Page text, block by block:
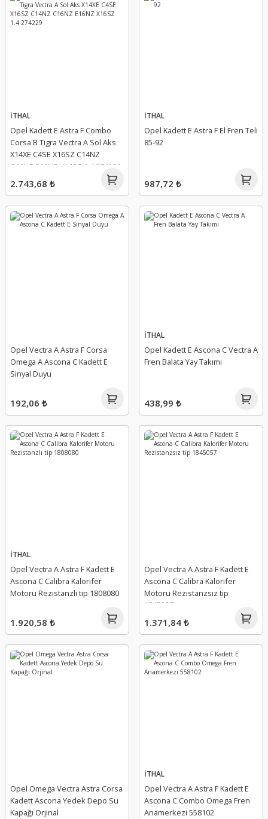
İTHAL
Opel Kadett E Astra F Combo
Corsa B Tigra Vectra A Sol Aks
X14XE C4SE X16SZ C14NZ
C16NZ E16NZ X16SZ 1.4 274229
2.743,68 ₺
İTHAL
Opel Kadett E Astra F El Fren Teli
85-92
987,72 ₺
Opel Vectra A Astra F Corsa
Omega A Ascona C Kadett E
Sinyal Duyu
192,06 ₺
İTHAL
Opel Kadett E Ascona C Vectra A
Fren Balata Yay Takımı
438,99 ₺
İTHAL
Opel Vectra A Astra F Kadett E
Ascona C Calibra Kalorifer
Motoru Rezistanzlı tip 1808080
1.920,58 ₺
Opel Vectra A Astra F Kadett E
Ascona C Calibra Kalorifer
Motoru Rezistanzsız tip
1845057
1.371,84 ₺
Opel Omega Vectra Astra Corsa
Kadett Ascona Yedek Depo Su
Kapağı Orjinal
İTHAL
Opel Vectra A Astra F Kadett E
Ascona C Combo Omega Fren
Anamerkezi 558102